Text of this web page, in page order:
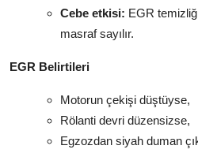
Cebe etkisi: EGR
masraf sayılır.
EGR Belirtileri
Motorun çekişi düştüyse,
Rölanti devri düzensizse,
Egzozdan siyah duman